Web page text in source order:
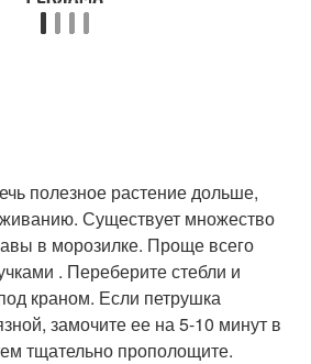
полезное растение дольше,
Существует множество
в морозилке. Проще всего
. Переберите стебли и
краном. Если петрушка
замочите ее на 5-10 минут в
тщательно прополощите.